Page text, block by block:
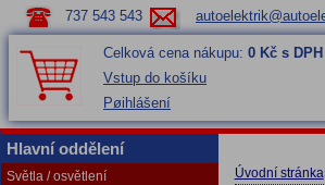
737 543 543
Celková cena nákupu: 0 Kč s DPH
Vstup do košíku
Pøihlášení
Hlavní oddělení
Světla / osvětlení
Úvodní stránka